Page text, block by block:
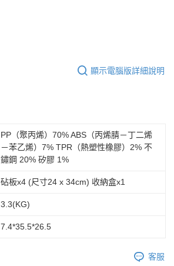
顯示電腦版詳細說明
PP（聚丙烯）70% ABS（丙烯腈－丁二烯
－苯乙烯）7% TPR（熱塑性橡膠）2% 不
鏽鋼 20% 矽膠 1%
砧板x4 (尺寸24 x 34cm) 收納盒x1
3.3(KG)
7.4*35.5*26.5
客服